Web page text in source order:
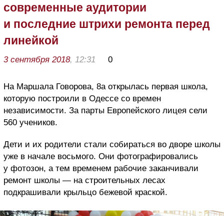
современные аудитории
и последние штрихи ремонта перед
линейкой
3 сентября 2018, 12:31 0
На Маршала Говорова, 8а открылась первая школа,
которую построили в Одессе со времен
независимости. За парты Европейского лицея сели
560 учеников.
Дети и их родители стали собираться во дворе школы
уже в начале восьмого. Они фотографировались
у фотозон, а тем временем рабочие заканчивали
ремонт школы — на строительных лесах
подкрашивали крыльцо бежевой краской.